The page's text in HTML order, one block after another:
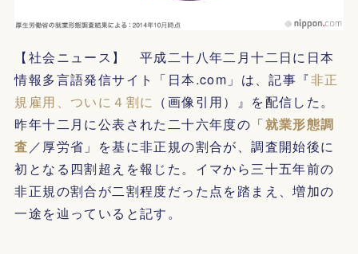
【社会ニュース】 平成二十八年二月十二日に日本
情報多言語発信サイト「日本.com」は、記事『非正
規雇用、ついに４割に （画像引用）』を配信した。
昨年十二月に公表された二十六年度の「就業形態調
査 ／厚労省」を基に非正規の割合が、調査開始後に
初となる四割超えを報じた。イマから三十五年前の
非正規の割合が二割程度だった点を踏まえ、増加の
一途を辿っていると記す。